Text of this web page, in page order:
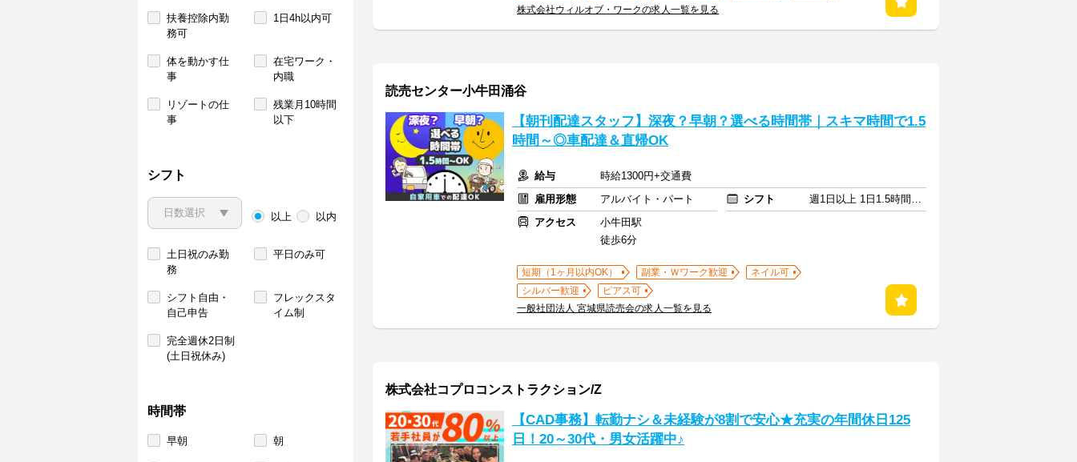
扶養控除内勤
務可
1日4h以内可
体を動かす仕
事
在宅ワーク・
内職
リゾートの仕
事
残業月10時間
以下
シフト
以上 以内
土日祝のみ勤
務
平日のみ可
シフト自由・
自己申告
フレックスタ
イム制
完全週休2日制
(土日祝休み)
時間帯
早朝 朝
株式会社ウィルオブ・ワークの求人一覧を見る
読売センター小牛田涌谷
【朝刊配達スタッフ】深夜？早朝？選べる時間帯｜スキマ時間で1.5
時間～◎車配達＆直帰OK
給与
時給1300円+交通費
雇用形態
アルバイト・パート シフト
週1日以上 1日1.5時間以上
アクセス
小牛田駅
徒歩6分
短期（1ヶ月以内OK） 副業・Ｗワーク歓迎
ネイル可
シルバー歓迎
ピアス可
一般社団法人 宮城県読売会の求人一覧を見る
株式会社コプロコンストラクション/Z
【CAD事務】転勤ナシ＆未経験が8割で安心★充実の年間休日125
日！20～30代・男女活躍中♪